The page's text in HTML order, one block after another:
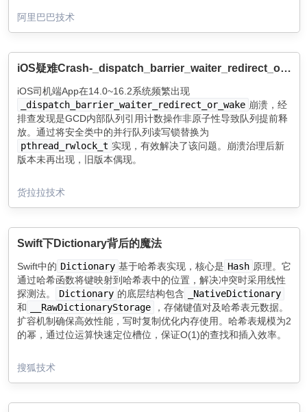
阿里巴巴技术
iOS疑难Crash-_dispatch_barrier_waiter_redirect_or_wake 崩溃治理
iOS司机端App在14.0~16.2系统频繁出现
_dispatch_barrier_waiter_redirect_or_wake 崩溃，经
排查发现是GCD内部队列引用计数操作非原子性导致队列提前释
放。通过将安全类中的并行队列读写锁替换为
pthread_rwlock_t 实现，有效解决了该问题。崩溃治理后新
版本未再出现，旧版本偶现。
货拉拉技术
Swift下Dictionary背后的魔法
Swift中的 Dictionary 基于哈希表实现，核心是 Hash 原理。它
通过哈希函数将键映射到哈希表中的位置，解决冲突时采用线性
探测法。
Dictionary 的底层结构包含
_NativeDictionary
和
__RawDictionaryStorage
，存储键值对及哈希表元数据。
扩容机制确保高效性能，写时复制优化内存使用。哈希表规模为2
的幂，通过位运算快速定位槽位，保证O(1)的查找和插入效率。
搜狐技术